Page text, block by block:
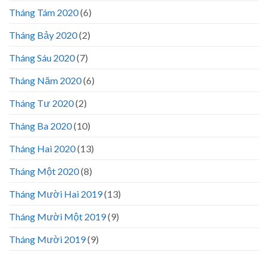
Tháng Tám 2020(6)
Tháng Bảy 2020(2)
Tháng Sáu 2020(7)
Tháng Năm 2020(6)
Tháng Tư 2020(2)
Tháng Ba 2020(10)
Tháng Hai 2020(13)
Tháng Một 2020(8)
Tháng Mười Hai 2019(13)
Tháng Mười Một 2019(9)
Tháng Mười 2019(9)